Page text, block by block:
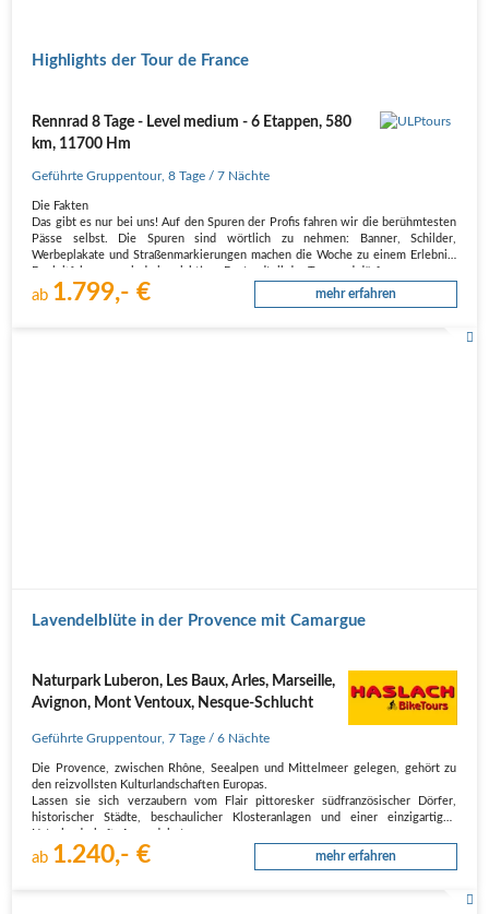
Highlights der Tour de France
Rennrad 8 Tage - Level medium - 6 Etappen, 580
km, 11700 Hm
Geführte Gruppentour,8 Tage / 7 Nächte
Die Fakten
Das gibt es nur bei uns! Auf den Spuren der Profis fahren wir die berühmtesten
Pässe selbst. Die Spuren sind wörtlich zu nehmen: Banner, Schilder,
Werbeplakate und Straßenmarkierungen machen die Woche zu einem Erlebnis.
ab 1.799,- € mehr erfahren
Lavendelblüte in der Provence mit Camargue
Naturpark Luberon, Les Baux, Arles, Marseille,
Avignon, Mont Ventoux, Nesque-Schlucht
Geführte Gruppentour,7 Tage / 6 Nächte
Die Provence, zwischen Rhône, Seealpen und Mittelmeer gelegen, gehört zu
den reizvollsten Kulturlandschaften Europas.
Lassen sie sich verzaubern vom Flair pittoresker südfranzösischer Dörfer,
historischer Städte, beschaulicher Klosteranlagen und einer einzigartigen
ab 1.240,- € mehr erfahren